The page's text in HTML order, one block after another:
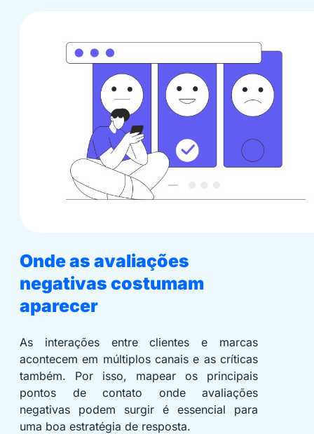
Onde as avaliações
negativas costumam
aparecer
As interações entre clientes e marcas
acontecem em múltiplos canais e as críticas
também. Por isso, mapear os principais
pontos de contato onde avaliações
negativas podem surgir é essencial para
uma boa estratégia de resposta.